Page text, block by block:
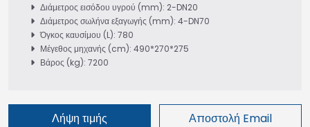
Διάμετρος εισόδου υγρού (mm): 2-DN20
Διάμετρος σωλήνα εξαγωγής (mm): 4-DN70
Όγκος καυσίμου (L): 780
Μέγεθος μηχανής (cm): 490*270*275
Βάρος (kg): 7200
Λήψη τιμής Αποστολή Email